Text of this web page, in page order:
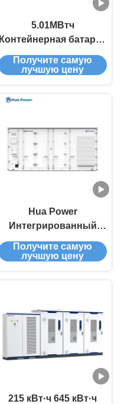
5.01МВтч
Контейнерная батарея
Система хранения
энергии Жидкое
крупномасштабных
батареи хранения
Получите самую
лучшую цену
Hua Power
Интегрированный
ESS решение и
поставщик услуг 1MW
Получите самую
лучшую цену
215 кВт·ч 645 кВт·ч